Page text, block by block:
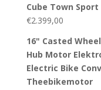
Cube Town
€2.399,00
16" Casted
Hub Motor
Electric Bike
Theebikemotor